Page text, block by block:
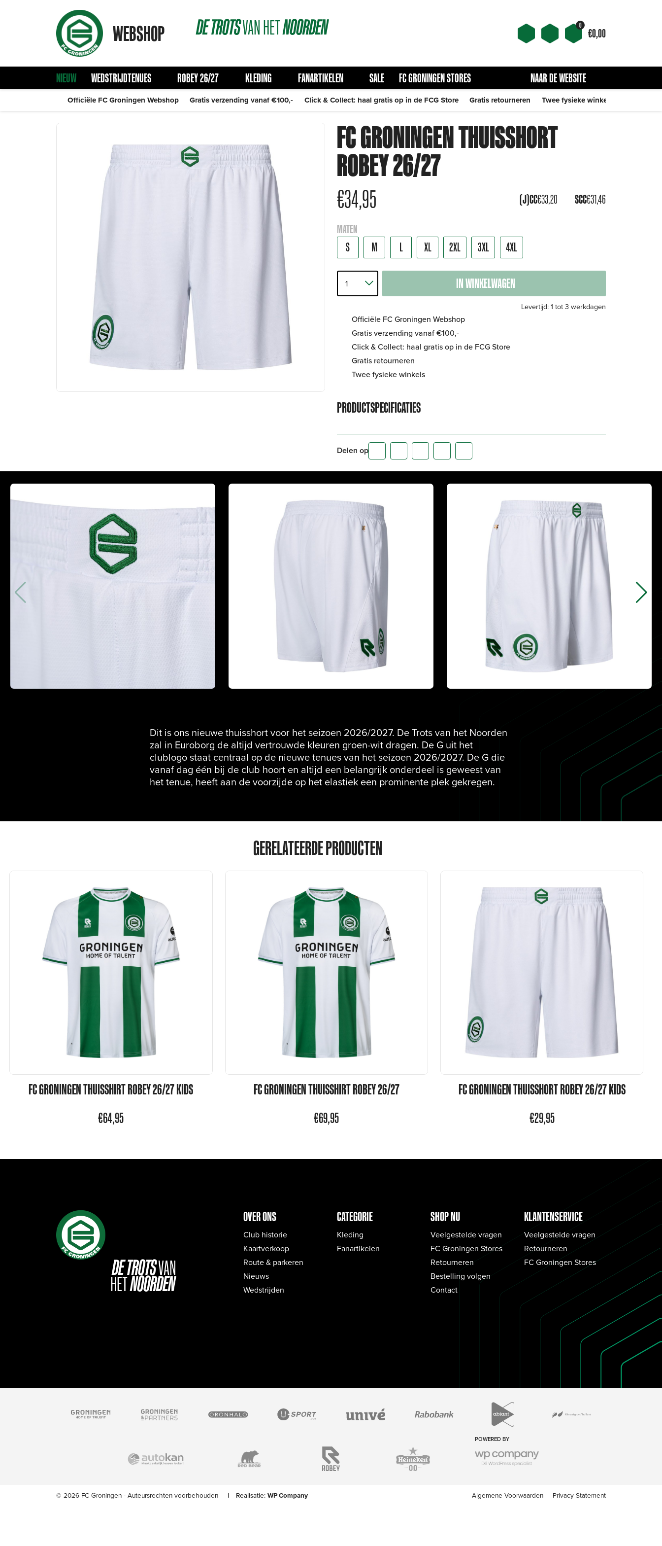
WEBSHOP DETROTSVANHETNOORDEN 0
€0,00
NIEUW WEDSTRIJDTENUES ROBEY 26/27 KLEDING FANARTIKELEN SALE FC GRONINGEN STORES NAAR DE WEBSITE
Officiële FC Groningen Webshop Gratis verzending vanaf €100,- Click & Collect: haal gratis op in de FCG Store Gratis retourneren Twee fysieke winkels
FC GRONINGEN THUISSHORT
ROBEY 26/27
€34,95 (J)CC€33,20 SCC€31,46
MATEN
S M L XL 2XL 3XL 4XL
IN WINKELWAGEN
Levertijd: 1 tot 3 werkdagen
Officiële FC Groningen Webshop
Gratis verzending vanaf €100,-
Click & Collect: haal gratis op in de FCG Store
Gratis retourneren
Twee fysieke winkels
PRODUCTSPECIFICATIES
Delen op
Dit is ons nieuwe thuisshort voor het seizoen 2026/2027. De Trots van het Noorden
zal in Euroborg de altijd vertrouwde kleuren groen-wit dragen. De G uit het
clublogo staat centraal op de nieuwe tenues van het seizoen 2026/2027. De G die
vanaf dag één bij de club hoort en altijd een belangrijk onderdeel is geweest van
het tenue, heeft aan de voorzijde op het elastiek een prominente plek gekregen.
GERELATEERDE PRODUCTEN
FC GRONINGEN THUISSHIRT ROBEY 26/27 KIDS
€64,95
FC GRONINGEN THUISSHIRT ROBEY 26/27
€69,95
FC GRONINGEN THUISSHORT ROBEY 26/27 KIDS
€29,95
DETROTSVAN
HETNOORDEN
OVER ONS
Club historie
Kaartverkoop
Route & parkeren
Nieuws
Wedstrijden
CATEGORIE
Kleding
Fanartikelen
SHOP NU
Veelgestelde vragen
FC Groningen Stores
Retourneren
Bestelling volgen
Contact
KLANTENSERVICE
Veelgestelde vragen
Retourneren
FC Groningen Stores
POWERED BY
© 2026 FC Groningen - Auteursrechten voorbehouden Realisatie: WP Company Algemene Voorwaarden Privacy Statement